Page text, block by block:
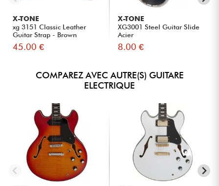
X-TONE
xg 3151 Classic Leather
Guitar Strap - Brown
45.00 €
X-TONE
XG3001 Steel Guitar Slide
Acier
8.00 €
COMPAREZ AVEC AUTRE(S) GUITARE
ELECTRIQUE